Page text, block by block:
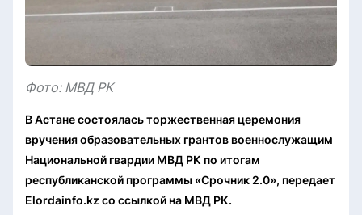
Фото: МВД РК
В Астане состоялась торжественная церемония
вручения образовательных грантов военнослужащим
Национальной гвардии МВД РК по итогам
республиканской программы «Срочник 2.0», передает
Elordainfo.kz со ссылкой на МВД РК.